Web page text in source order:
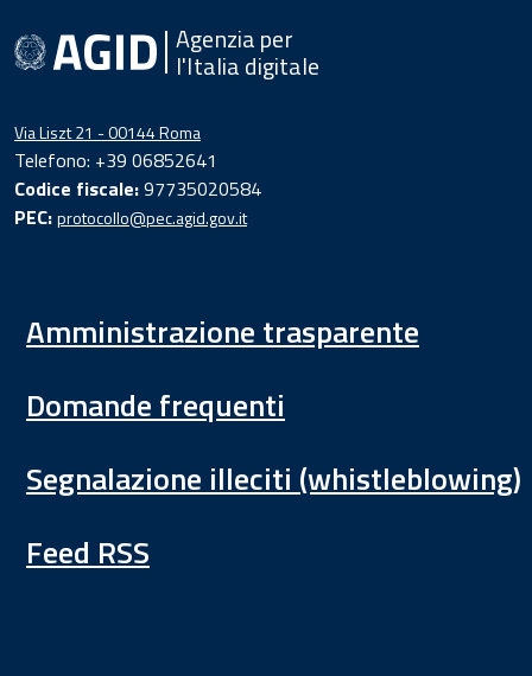
Agenzia per
l'Italia digitale
Via Liszt 21 - 00144 Roma
Telefono: +39 06852641
Codice fiscale:97735020584
PEC:protocollo@pec.agid.gov.it
Amministrazione trasparente
Domande frequenti
Segnalazione illeciti (whistleblowing)
Feed RSS